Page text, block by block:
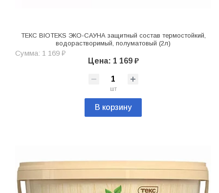
ТЕКС BIOTEKS ЭКО-САУНА защитный состав термостойкий,
водорастворимый, полуматовый (2л)
Сумма: 1 169 ₽
Цена: 1 169 ₽
шт
В корзину